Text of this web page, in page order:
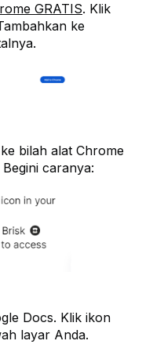
GRATIS. Klik
ke
ke bilah alat Chrome
caranya:
Docs. Klik ikon
layar Anda.